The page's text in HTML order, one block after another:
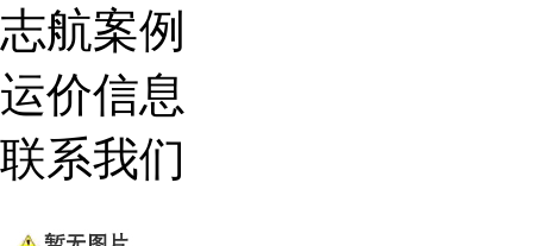
志航案例
运价信息
联系我们